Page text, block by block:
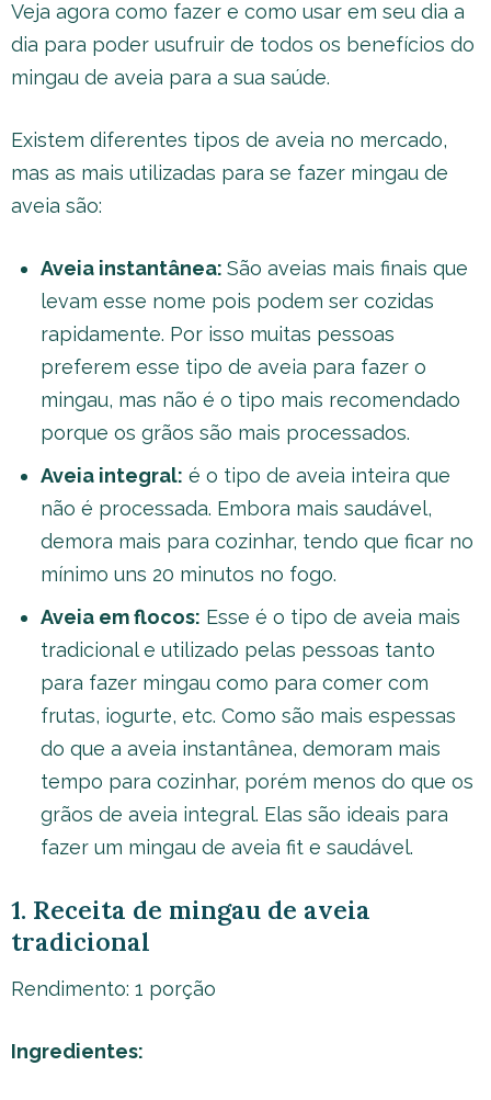
Veja agora como fazer e como usar em seu dia a
dia para poder usufruir de todos os benefícios do
mingau de aveia para a sua saúde.
Existem diferentes tipos de aveia no mercado,
mas as mais utilizadas para se fazer mingau de
aveia são:
Aveia instantânea: São aveias mais finais que
levam esse nome pois podem ser cozidas
rapidamente. Por isso muitas pessoas
preferem esse tipo de aveia para fazer o
mingau, mas não é o tipo mais recomendado
porque os grãos são mais processados.
Aveia integral: é o tipo de aveia inteira que
não é processada. Embora mais saudável,
demora mais para cozinhar, tendo que ficar no
mínimo uns 20 minutos no fogo.
Aveia em flocos: Esse é o tipo de aveia mais
tradicional e utilizado pelas pessoas tanto
para fazer mingau como para comer com
frutas, iogurte, etc. Como são mais espessas
do que a aveia instantânea, demoram mais
tempo para cozinhar, porém menos do que os
grãos de aveia integral. Elas são ideais para
fazer um mingau de aveia fit e saudável.
1. Receita de mingau de aveia
tradicional
Rendimento: 1 porção
Ingredientes: